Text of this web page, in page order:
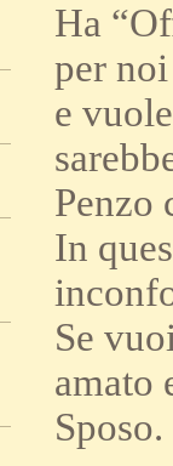
Ha
per
e
Penzo
In
Se
amato
Sposo.